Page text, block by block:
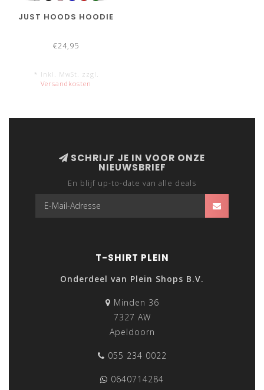
JUST HOODS HOODIE
€24,95
* Inkl. MwSt. zzgl.
Versandkosten
SCHRIJF JE IN VOOR ONZE
NIEUWSBRIEF
En blijf up-to-date van alle deals
T-SHIRT PLEIN
Onderdeel van Plein Shops B.V.
Minden 36
7327 AW
Apeldoorn
055 234 0022
0640714284